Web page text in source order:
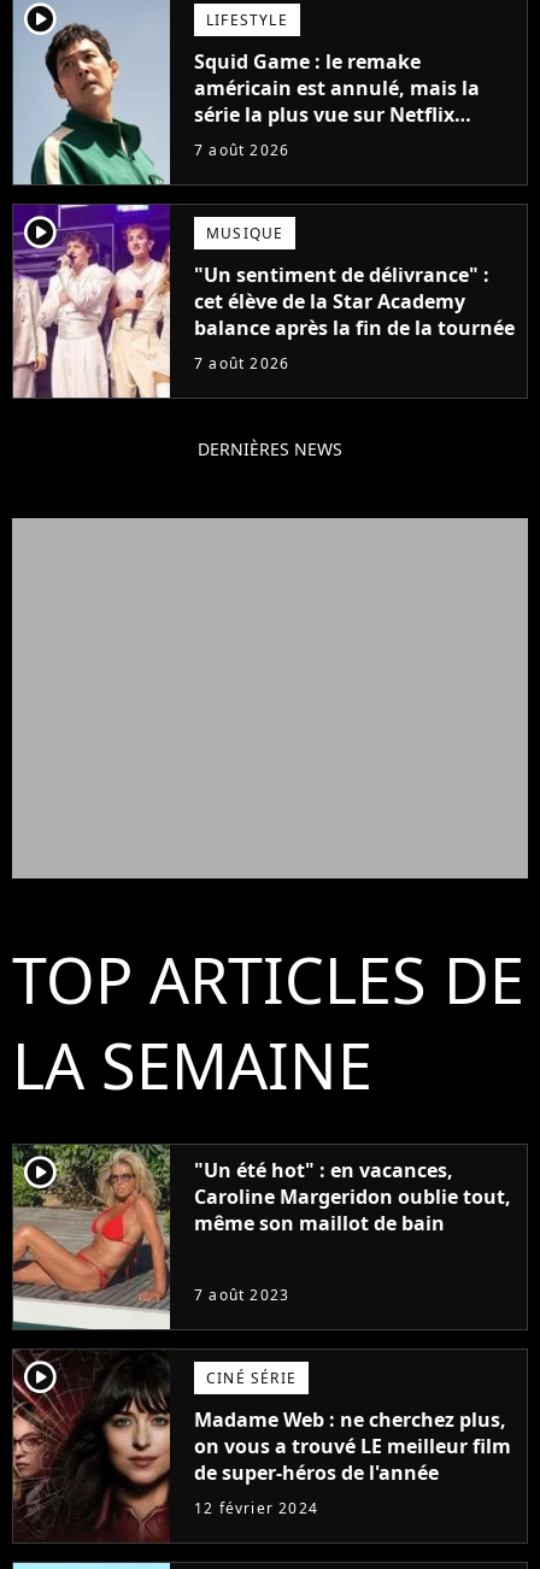
player2 LIFESTYLE
Squid Game : le remake
américain est annulé, mais la
série la plus vue sur Netflix
pourrait avoir une version
7 août 2026
player2 MUSIQUE
"Un sentiment de délivrance" :
cet élève de la Star Academy
balance après la fin de la tournée
7 août 2026
DERNIÈRES NEWS
TOP ARTICLES DE
LA SEMAINE
player2
"Un été hot" : en vacances,
Caroline Margeridon oublie tout,
même son maillot de bain
7 août 2023
player2 CINÉ SÉRIE
Madame Web : ne cherchez plus,
on vous a trouvé LE meilleur film
de super-héros de l'année
12 février 2024